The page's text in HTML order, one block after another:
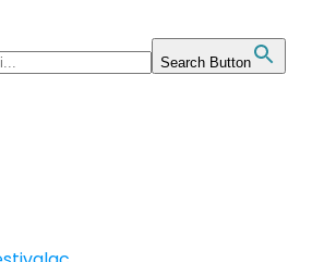
Search Button